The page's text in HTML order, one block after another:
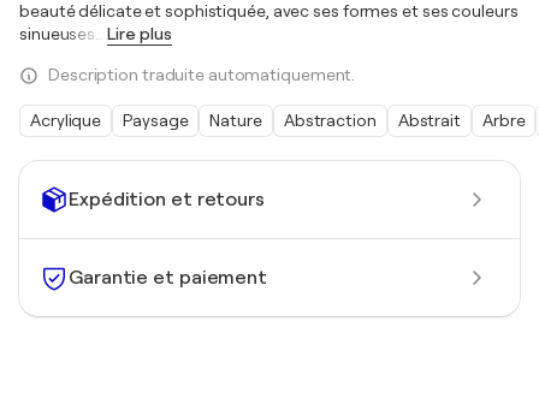
Expédition et retours
Garantie et paiement
beauté délicate et sophistiquée, avec ses formes et ses couleurs
sinueuses… Lire plus
Description traduite automatiquement.
Acrylique Paysage Nature Abstraction Abstrait Arbre